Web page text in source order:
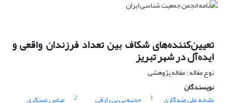
تعیین‌کننده‌های شکاف بین تعداد فرزندان واقعی و
ایده‌آل در شهر تبریز
نوع مقاله : مقاله پژوهشی
نویسندگان
ملیحه علی مندگاری
1 حجیه بی بی رازقی 2 عباس عسکری